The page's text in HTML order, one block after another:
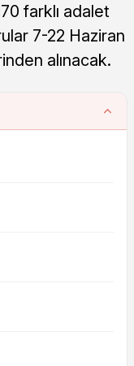
farklı adalet
7-22 Haziran
alınacak.